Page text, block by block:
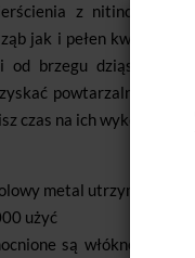
z nitinolu i
jak i pełen kwadrant.
od brzegu
powtarzalne,
czas na ich
metal utrzymuje
użyć
są włóknem